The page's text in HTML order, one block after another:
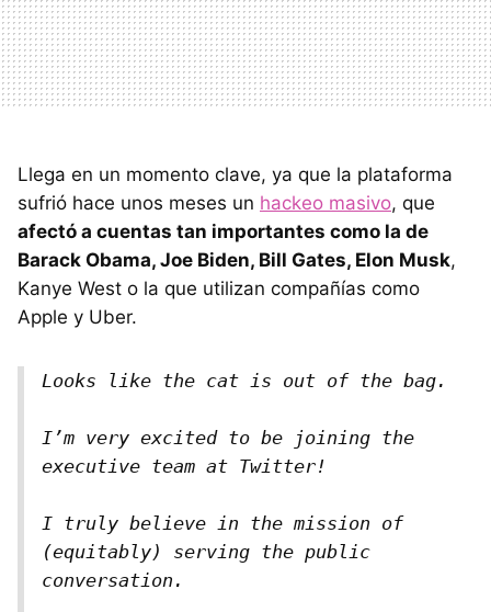
Llega en un momento clave, ya que la plataforma
sufrió hace unos meses un hackeo masivo, que
afectó a cuentas tan importantes como la de
Barack Obama, Joe Biden, Bill Gates, Elon Musk,
Kanye West o la que utilizan compañías como
Apple y Uber.
Looks like the cat is out of the bag.
I’m very excited to be joining the
executive team at Twitter!
I truly believe in the mission of
(equitably) serving the public
conversation.